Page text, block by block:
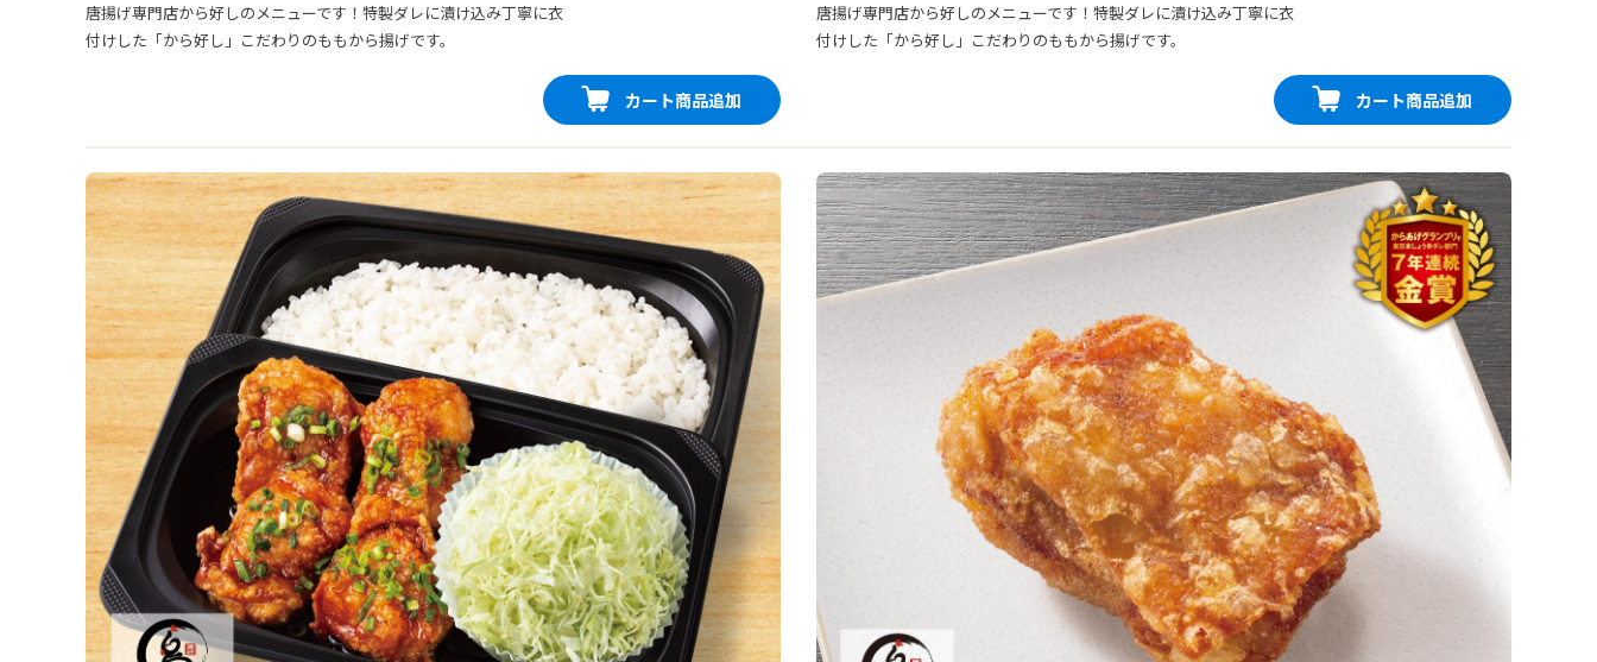
唐揚げ専門店から好しのメニューです！特製ダレに漬け込み丁寧に衣
付けした「から好し」こだわりのももから揚げです。
カート商品追加
唐揚げ専門店から好しのメニューです！特製ダレに漬け込み丁寧に衣
付けした「から好し」こだわりのももから揚げです。
カート商品追加